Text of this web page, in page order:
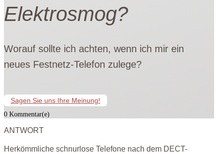
Elektrosmog?
Worauf sollte ich achten, wenn ich mir ein
neues Festnetz-Telefon zulege?
Sagen Sie uns Ihre Meinung!
0 Kommentar(e)
ANTWORT
Herkömmliche schnurlose Telefone nach dem DECT-